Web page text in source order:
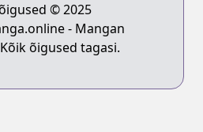
© 2025
- Mangan
õigused tagasi.